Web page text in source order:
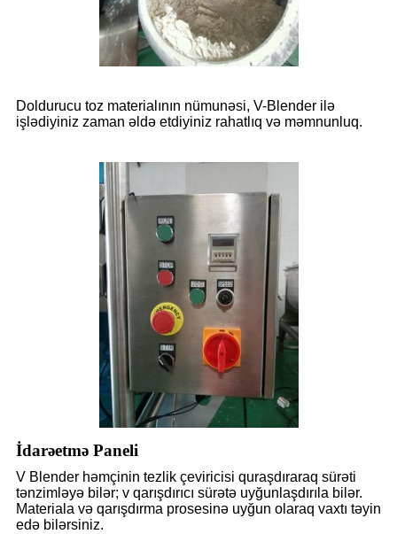
Doldurucu toz materialının nümunəsi, V-Blender ilə
işlədiyiniz zaman əldə etdiyiniz rahatlıq və məmnunluq.
İdarəetmə Paneli
V Blender həmçinin tezlik çeviricisi quraşdıraraq sürəti
tənzimləyə bilər; v qarışdırıcı sürətə uyğunlaşdırıla bilər.
Materiala və qarışdırma prosesinə uyğun olaraq vaxtı təyin
edə bilərsiniz.